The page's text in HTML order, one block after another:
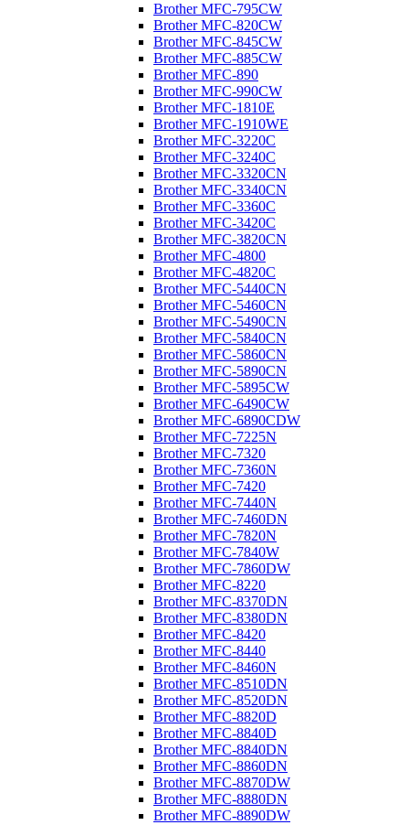
Brother MFC-795CW
Brother MFC-820CW
Brother MFC-845CW
Brother MFC-885CW
Brother MFC-890
Brother MFC-990CW
Brother MFC-1810E
Brother MFC-1910WE
Brother MFC-3220C
Brother MFC-3240C
Brother MFC-3320CN
Brother MFC-3340CN
Brother MFC-3360C
Brother MFC-3420C
Brother MFC-3820CN
Brother MFC-4800
Brother MFC-4820C
Brother MFC-5440CN
Brother MFC-5460CN
Brother MFC-5490CN
Brother MFC-5840CN
Brother MFC-5860CN
Brother MFC-5890CN
Brother MFC-5895CW
Brother MFC-6490CW
Brother MFC-6890CDW
Brother MFC-7225N
Brother MFC-7320
Brother MFC-7360N
Brother MFC-7420
Brother MFC-7440N
Brother MFC-7460DN
Brother MFC-7820N
Brother MFC-7840W
Brother MFC-7860DW
Brother MFC-8220
Brother MFC-8370DN
Brother MFC-8380DN
Brother MFC-8420
Brother MFC-8440
Brother MFC-8460N
Brother MFC-8510DN
Brother MFC-8520DN
Brother MFC-8820D
Brother MFC-8840D
Brother MFC-8840DN
Brother MFC-8860DN
Brother MFC-8870DW
Brother MFC-8880DN
Brother MFC-8890DW